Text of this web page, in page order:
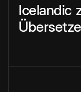
Icelandic